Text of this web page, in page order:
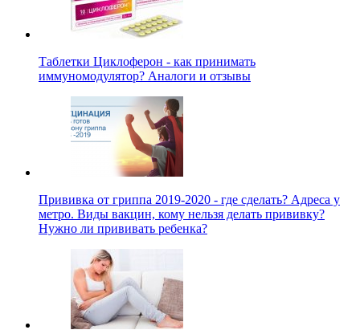
Таблетки Циклоферон - как принимать
иммуномодулятор? Аналоги и отзывы
Прививка от гриппа 2019-2020 - где сделать? Адреса у
метро. Виды вакцин, кому нельзя делать прививку?
Нужно ли прививать ребенка?